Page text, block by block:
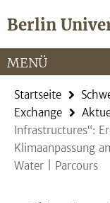
direkt
Inhalt
Berlin
Service-
Navigation
MENÜ
Startseite
Exchange
Infrastructures“:
Klimaanpassung
Water | Parcours